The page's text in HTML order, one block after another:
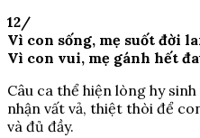
12/
Vì con sống, mẹ suốt đời
Vì con vui, mẹ gánh hết
Câu ca thể hiện lòng hy
nhận vất vả, thiệt thòi để
và đủ đầy.